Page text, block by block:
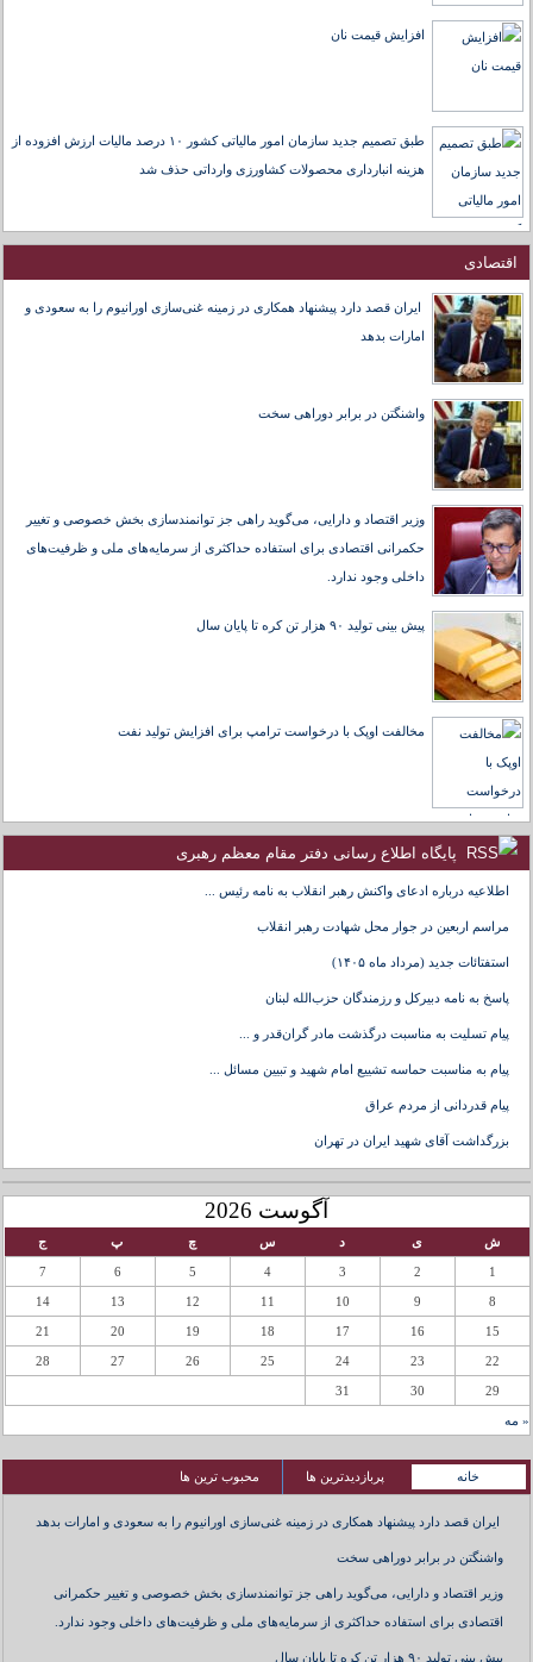
افزایش قیمت نان
طبق تصمیم جدید سازمان امور مالیاتی کشور ۱۰ درصد مالیات ارزش افزوده از
هزینه انبارداری محصولات کشاورزی وارداتی حذف شد
اقتصادی
ایران قصد دارد پیشنهاد همکاری در زمینه غنی‌سازی اورانیوم را به سعودی و
امارات بدهد
واشنگتن در برابر دوراهی سخت
وزیر اقتصاد و دارایی، می‌گوید راهی جز توانمندسازی بخش خصوصی و تغییر
حکمرانی اقتصادی برای استفاده حداکثری از سرمایه‌های ملی و ظرفیت‌های
داخلی وجود ندارد.
پیش بینی تولید ۹۰ هزار تن کره تا پایان سال
مخالفت اوپک با درخواست ترامپ برای افزایش تولید نفت
پایگاه اطلاع رسانی دفتر مقام معظم رهبری
اطلاعیه درباره ادعای واکنش رهبر انقلاب به نامه رئیس ...
مراسم اربعین در جوار محل شهادت رهبر انقلاب
استفتائات جدید (مرداد ماه ۱۴۰۵)
پاسخ به نامه دبیرکل و رزمندگان حزب‌الله لبنان
پیام تسلیت به مناسبت درگذشت مادر گران‌قدر و ...
پیام به مناسبت حماسه تشییع امام شهید و تبیین مسائل ...
پیام قدردانی از مردم عراق
بزرگداشت آقای شهید ایران در تهران
آگوست 2026
ش ی د س چ پ ج
1
2
3
4
5
6
7
8
9
10
11
12
13
14
15
16
17
18
19
20
21
22
23
24
25
26
27
28
29
30
31
« مه
خانه پربازدیدترین ها محبوب ترین ها
ایران قصد دارد پیشنهاد همکاری در زمینه غنی‌سازی اورانیوم را به سعودی و امارات بدهد
واشنگتن در برابر دوراهی سخت
وزیر اقتصاد و دارایی، می‌گوید راهی جز توانمندسازی بخش خصوصی و تغییر حکمرانی
اقتصادی برای استفاده حداکثری از سرمایه‌های ملی و ظرفیت‌های داخلی وجود ندارد.
پیش بینی تولید ۹۰ هزار تن کره تا پایان سال